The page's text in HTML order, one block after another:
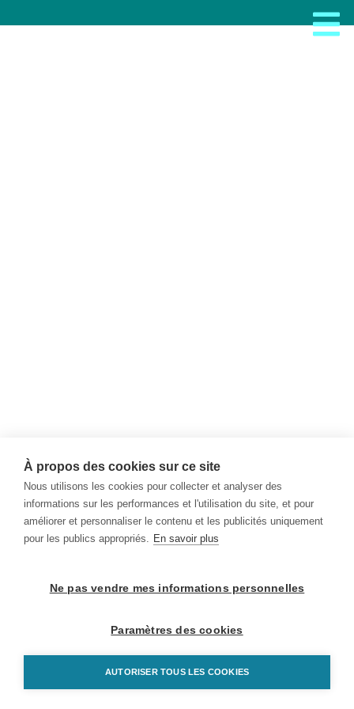
À propos des cookies sur ce site
Nous utilisons les cookies pour collecter et analyser des
informations sur les performances et l'utilisation du site, et pour
améliorer et personnaliser le contenu et les publicités uniquement
pour les publics appropriés. En savoir plus
Ne pas vendre mes informations personnelles
Paramètres des cookies
AUTORISER TOUS LES COOKIES